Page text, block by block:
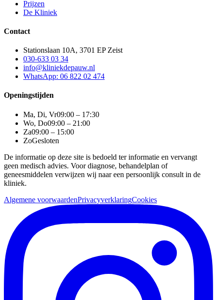
Prijzen
De Kliniek
Contact
Stationslaan 10A, 3701 EP Zeist
030-633 03 34
info@kliniekdepauw.nl
WhatsApp: 06 822 02 474
Openingstijden
Ma, Di, Vr09:00 – 17:30
Wo, Do09:00 – 21:00
Za09:00 – 15:00
ZoGesloten
De informatie op deze site is bedoeld ter informatie en vervangt
geen medisch advies. Voor diagnose, behandelplan of
geneesmiddelen verwijzen wij naar een persoonlijk consult in de
kliniek.
Algemene voorwaardenPrivacyverklaringCookies